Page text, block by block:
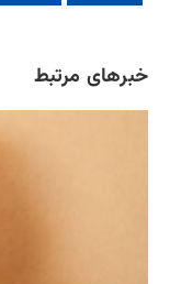
خبرهای مرتبط